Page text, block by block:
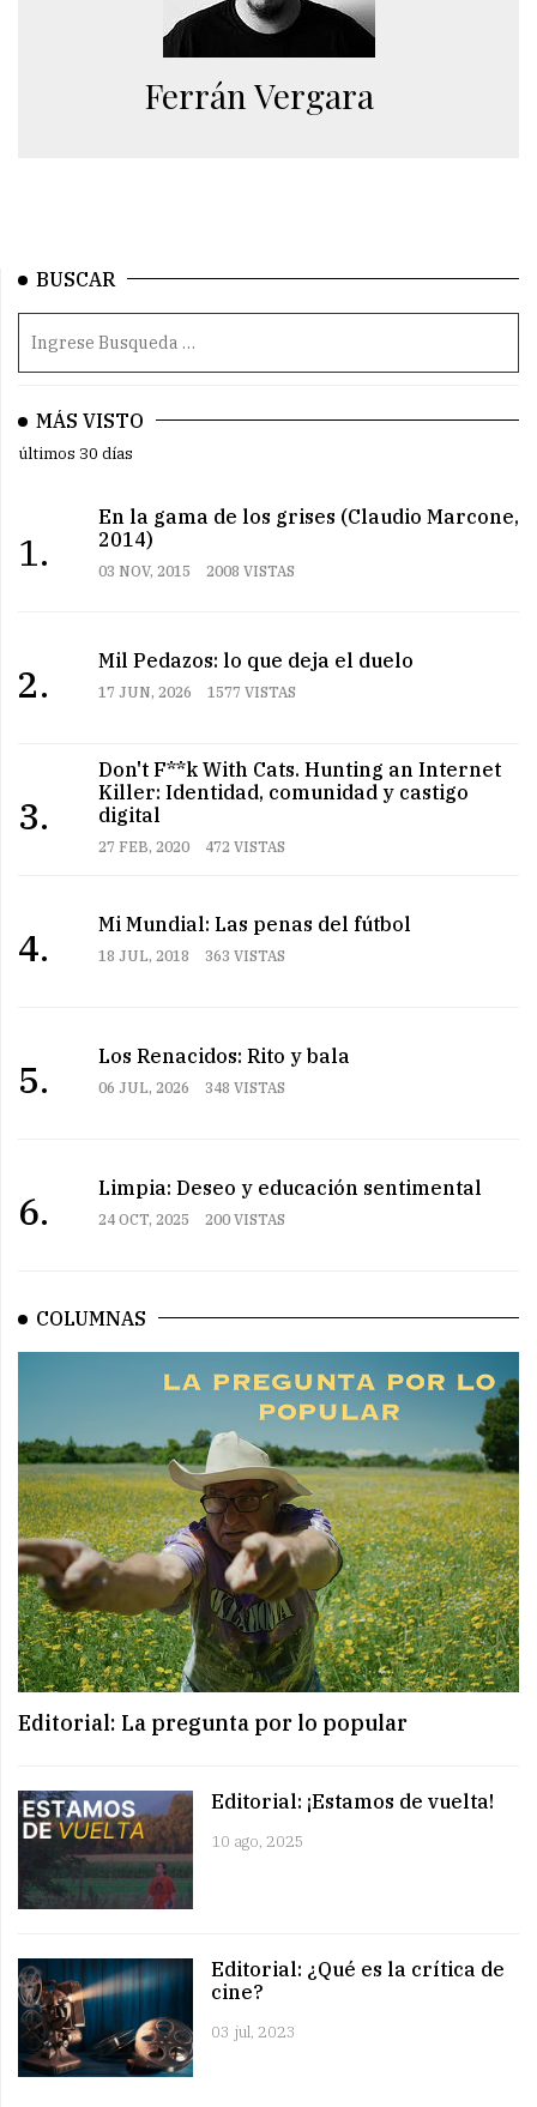
Ferrán Vergara
BUSCAR
MÁS VISTO
últimos 30 días
1.
En la gama de los grises (Claudio Marcone,
2014)
03 NOV, 2015 2008 VISTAS
2.
Mil Pedazos: lo que deja el duelo
17 JUN, 2026 1577 VISTAS
3.
Don't F**k With Cats. Hunting an Internet
Killer: Identidad, comunidad y castigo
digital
27 FEB, 2020 472 VISTAS
4.
Mi Mundial: Las penas del fútbol
18 JUL, 2018 363 VISTAS
5.
Los Renacidos: Rito y bala
06 JUL, 2026 348 VISTAS
6.
Limpia: Deseo y educación sentimental
24 OCT, 2025 200 VISTAS
COLUMNAS
Editorial: La pregunta por lo popular
Editorial: ¡Estamos de vuelta!
10 ago, 2025
Editorial: ¿Qué es la crítica de
cine?
03 jul, 2023